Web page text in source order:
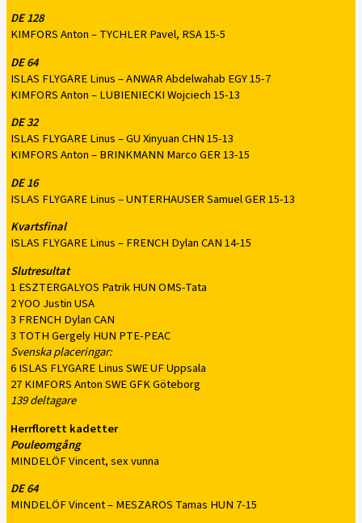
DE 128
KIMFORS Anton – TYCHLER Pavel, RSA 15-5
DE 64
ISLAS FLYGARE Linus – ANWAR Abdelwahab EGY 15-7
KIMFORS Anton – LUBIENIECKI Wojciech 15-13
DE 32
ISLAS FLYGARE Linus – GU Xinyuan CHN 15-13
KIMFORS Anton – BRINKMANN Marco GER 13-15
DE 16
ISLAS FLYGARE Linus – UNTERHAUSER Samuel GER 15-13
Kvartsfinal
ISLAS FLYGARE Linus – FRENCH Dylan CAN 14-15
Slutresultat
1 ESZTERGALYOS Patrik HUN OMS-Tata
2 YOO Justin USA
3 FRENCH Dylan CAN
3 TOTH Gergely HUN PTE-PEAC
Svenska placeringar:
6 ISLAS FLYGARE Linus SWE UF Uppsala
27 KIMFORS Anton SWE GFK Göteborg
139 deltagare
Herrflorett kadetter
Pouleomgång
MINDELÖF Vincent, sex vunna
DE 64
MINDELÖF Vincent – MESZAROS Tamas HUN 7-15